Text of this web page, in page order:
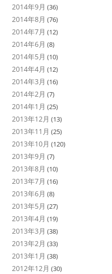
2014年9月 (36)
2014年8月 (76)
2014年7月 (12)
2014年6月 (8)
2014年5月 (10)
2014年4月 (12)
2014年3月 (16)
2014年2月 (7)
2014年1月 (25)
2013年12月 (13)
2013年11月 (25)
2013年10月 (120)
2013年9月 (7)
2013年8月 (10)
2013年7月 (16)
2013年6月 (8)
2013年5月 (27)
2013年4月 (19)
2013年3月 (38)
2013年2月 (33)
2013年1月 (38)
2012年12月 (30)